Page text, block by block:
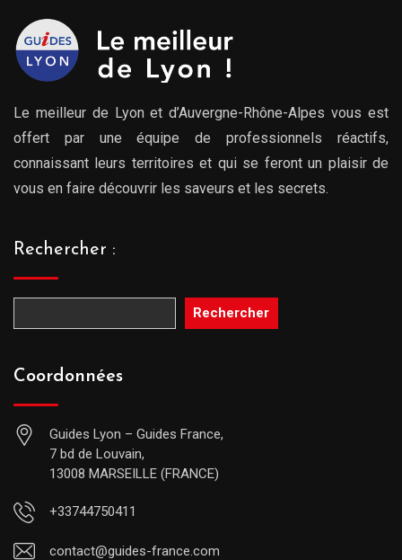
Le meilleur de Lyon et d’Auvergne-Rhône-Alpes vous est
offert par une équipe de professionnels réactifs,
connaissant leurs territoires et qui se feront un plaisir de
vous en faire découvrir les saveurs et les secrets.
Rechercher :
Rechercher
Coordonnées
Guides Lyon – Guides France,
7 bd de Louvain,
13008 MARSEILLE (FRANCE)
+33744750411
contact@guides-france.com